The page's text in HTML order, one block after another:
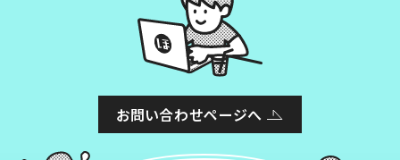
お問い合わせページへ